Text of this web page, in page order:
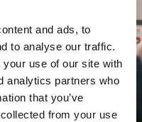
and ads, to
to analyse our traffic.
use of our site with
analytics partners who
that you’ve
from your use